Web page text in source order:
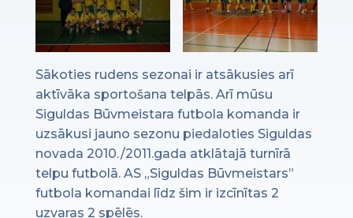
Sākoties rudens sezonai ir atsākusies arī
aktīvāka sportošana telpās. Arī mūsu
Siguldas Būvmeistara futbola komanda ir
uzsākusi jauno sezonu piedaloties Siguldas
novada 2010./2011.gada atklātajā turnīrā
telpu futbolā. AS „Siguldas Būvmeistars”
futbola komandai līdz šim ir izcīnītas 2
uzvaras 2 spēlēs.